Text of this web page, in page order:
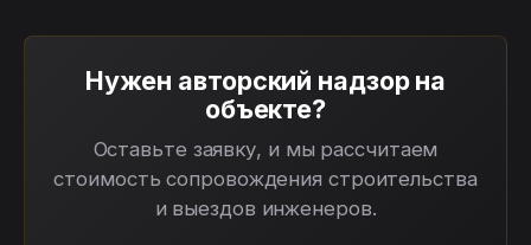
Нужен авторский надзор на
объекте?
Оставьте заявку, и мы рассчитаем
стоимость сопровождения строительства
и выездов инженеров.